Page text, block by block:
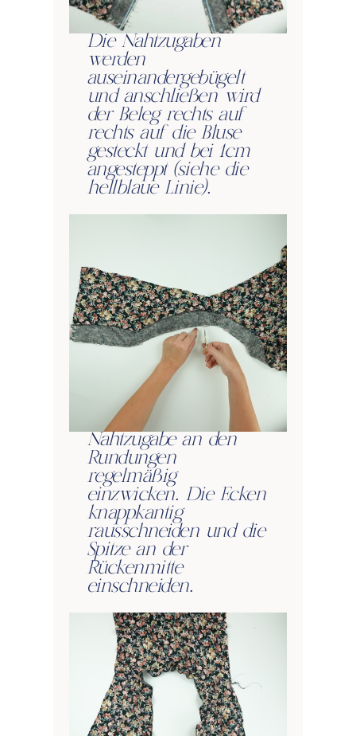
Die Nahtzugaben
werden
auseinandergebügelt
und anschließen wird
der Beleg rechts auf
rechts auf die Bluse
gesteckt und bei 1cm
angesteppt (siehe die
hellblaue Linie).
Nahtzugabe an den
Rundungen
regelmäßig
einzwicken. Die Ecken
knappkantig
rausschneiden und die
Spitze an der
Rückenmitte
einschneiden.